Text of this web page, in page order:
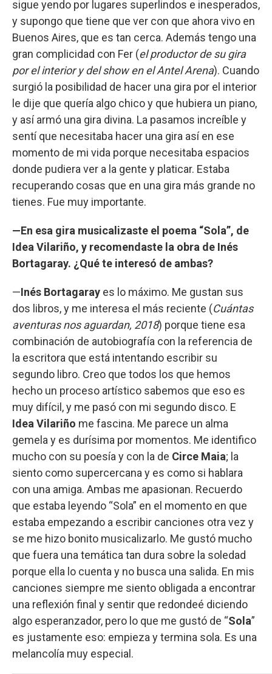
sigue yendo por lugares superlindos e inesperados,
y supongo que tiene que ver con que ahora vivo en
Buenos Aires, que es tan cerca. Además tengo una
gran complicidad con Fer (el productor de su gira
por el interior y del show en el Antel Arena). Cuando
surgió la posibilidad de hacer una gira por el interior
le dije que quería algo chico y que hubiera un piano,
y así armó una gira divina. La pasamos increíble y
sentí que necesitaba hacer una gira así en ese
momento de mi vida porque necesitaba espacios
donde pudiera ver a la gente y platicar. Estaba
recuperando cosas que en una gira más grande no
tienes. Fue muy importante.
—En esa gira musicalizaste el poema “Sola”, de
Idea Vilariño, y recomendaste la obra de Inés
Bortagaray. ¿Qué te interesó de ambas?
—Inés Bortagaray es lo máximo. Me gustan sus
dos libros, y me interesa el más reciente (Cuántas
aventuras nos aguardan, 2018) porque tiene esa
combinación de autobiografía con la referencia de
la escritora que está intentando escribir su
segundo libro. Creo que todos los que hemos
hecho un proceso artístico sabemos que eso es
muy difícil, y me pasó con mi segundo disco. E
Idea Vilariño me fascina. Me parece un alma
gemela y es durísima por momentos. Me identifico
mucho con su poesía y con la de Circe Maia; la
siento como supercercana y es como si hablara
con una amiga. Ambas me apasionan. Recuerdo
que estaba leyendo “Sola” en el momento en que
estaba empezando a escribir canciones otra vez y
se me hizo bonito musicalizarlo. Me gustó mucho
que fuera una temática tan dura sobre la soledad
porque ella lo cuenta y no busca una salida. En mis
canciones siempre me siento obligada a encontrar
una reflexión final y sentir que redondeé diciendo
algo esperanzador, pero lo que me gustó de “Sola”
es justamente eso: empieza y termina sola. Es una
melancolía muy especial.